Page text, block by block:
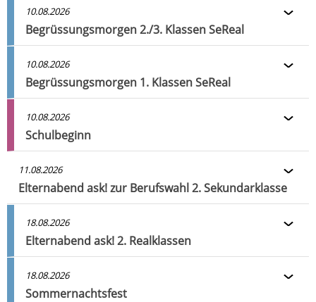
10.08.2026
Begrüssungsmorgen 2./3. Klassen SeReal
10.08.2026
Begrüssungsmorgen 1. Klassen SeReal
10.08.2026
Schulbeginn
11.08.2026
Elternabend ask! zur Berufswahl 2. Sekundarklasse
18.08.2026
Elternabend ask! 2. Realklassen
18.08.2026
Sommernachtsfest